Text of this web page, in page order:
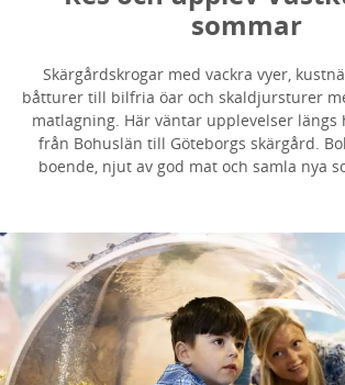
sommar
Skärgårdskrogar med vackra vyer,
båtturer till bilfria öar och skaldjursturer
matlagning. Här väntar upplevelser längs
från Bohuslän till Göteborgs skärgård.
boende, njut av god mat och samla nya